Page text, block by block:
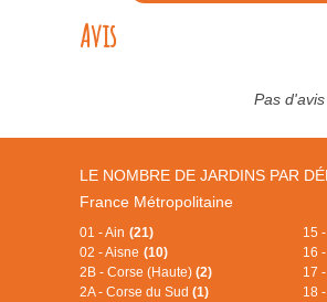
Avis
Pas
LE NOMBRE DE JARDINS PAR
France Métropolitaine
01 - Ain (21)
02 - Aisne (10)
2B - Corse (Haute) (2)
2A - Corse du Sud (1)
15
16
17
18